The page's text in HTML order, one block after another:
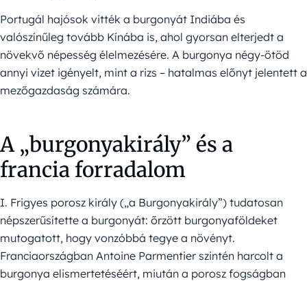
Portugál hajósok vitték a burgonyát Indiába és
valószínűleg tovább Kínába is, ahol gyorsan elterjedt a
növekvő népesség élelmezésére. A burgonya négy-ötöd
annyi vizet igényelt, mint a rizs – hatalmas előnyt jelentett a
mezőgazdaság számára.
A „burgonyakirály” és a
francia forradalom
I. Frigyes porosz király („a Burgonyakirály”) tudatosan
népszerűsítette a burgonyát: őrzött burgonyaföldeket
mutogatott, hogy vonzóbbá tegye a növényt.
Franciaországban Antoine Parmentier szintén harcolt a
burgonya elismertetéséért, miután a porosz fogságban